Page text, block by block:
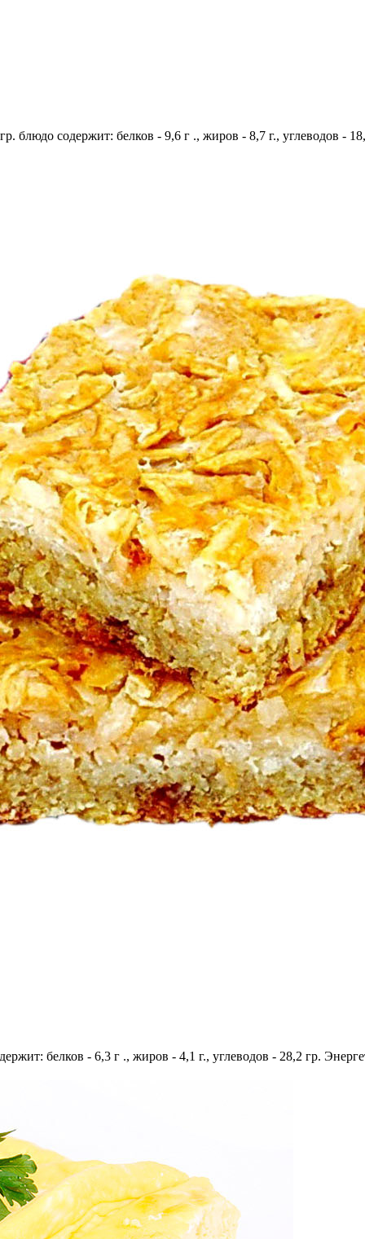
блюдо содержит: белков - 9,6 г ., жиров - 8,7 г., углеводов -
белков - 6,3 г ., жиров - 4,1 г., углеводов - 28,2 гр.